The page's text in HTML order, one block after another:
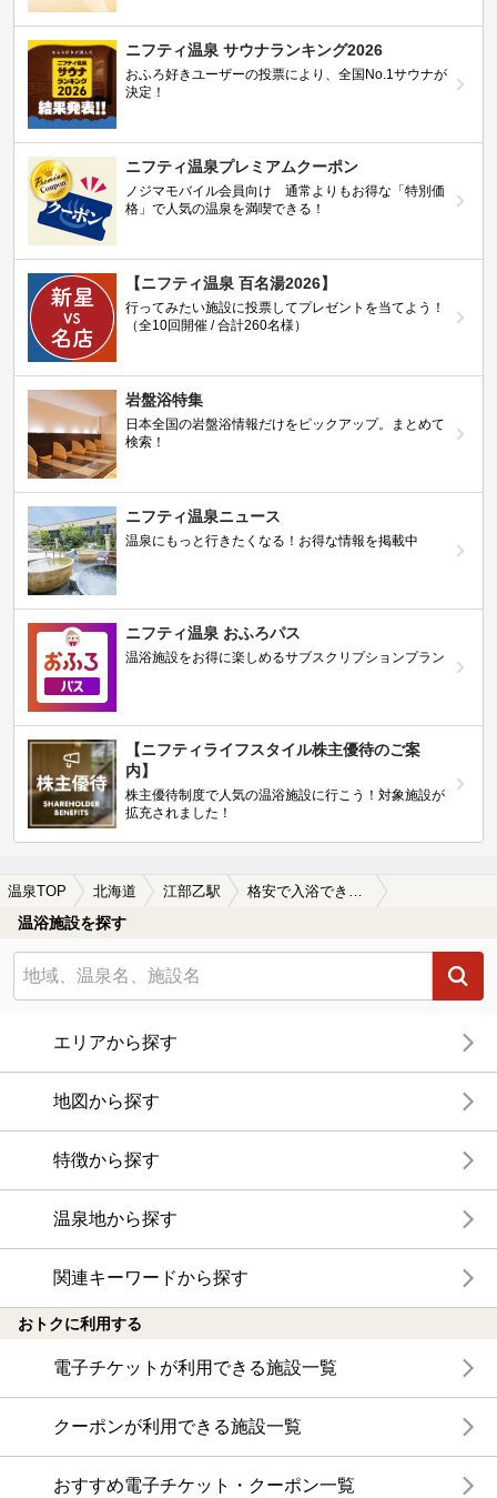
ニフティ温泉 サウナランキング2026
おふろ好きユーザーの投票により、全国No.1サウナが
決定！
ニフティ温泉プレミアムクーポン
ノジマモバイル会員向け 通常よりもお得な「特別価
格」で人気の温泉を満喫できる！
【ニフティ温泉 百名湯2026】
行ってみたい施設に投票してプレゼントを当てよう！
（全10回開催 / 合計260名様）
岩盤浴特集
日本全国の岩盤浴情報だけをピックアップ。まとめて
検索！
ニフティ温泉ニュース
温泉にもっと行きたくなる！お得な情報を掲載中
ニフティ温泉 おふろパス
温浴施設をお得に楽しめるサブスクリプションプラン
【ニフティライフスタイル株主優待のご案
内】
株主優待制度で人気の温浴施設に行こう！対象施設が
拡充されました！
温泉TOP 北海道 江部乙駅 格安で入浴できる江部乙駅近くの温泉、日帰り温泉、スーパー銭湯おすすめ
温浴施設を探す
エリアから探す
地図から探す
特徴から探す
温泉地から探す
関連キーワードから探す
おトクに利用する
電子チケットが利用できる施設一覧
クーポンが利用できる施設一覧
おすすめ電子チケット・クーポン一覧